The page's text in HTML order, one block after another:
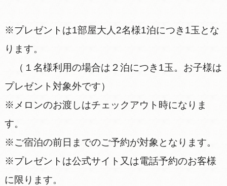
※プレゼントは1部屋大人2名様1泊につき1玉とな
ります。
（１名様利用の場合は２泊につき1玉。お子様は
プレゼント対象外です）
※メロンのお渡しはチェックアウト時になりま
す。
※ご宿泊の前日までのご予約が対象となります。
※プレゼントは公式サイト又は電話予約のお客様
に限ります。